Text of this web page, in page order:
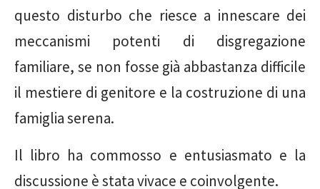
questo disturbo che riesce a innescare dei
meccanismi potenti di disgregazione
familiare, se non fosse già abbastanza difficile
il mestiere di genitore e la costruzione di una
famiglia serena.
Il libro ha commosso e entusiasmato e la
discussione è stata vivace e coinvolgente.